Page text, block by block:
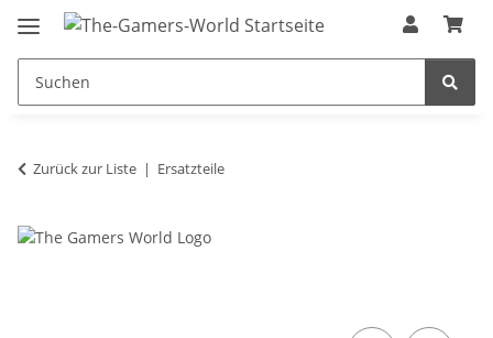
Zurück zur Liste Ersatzteile